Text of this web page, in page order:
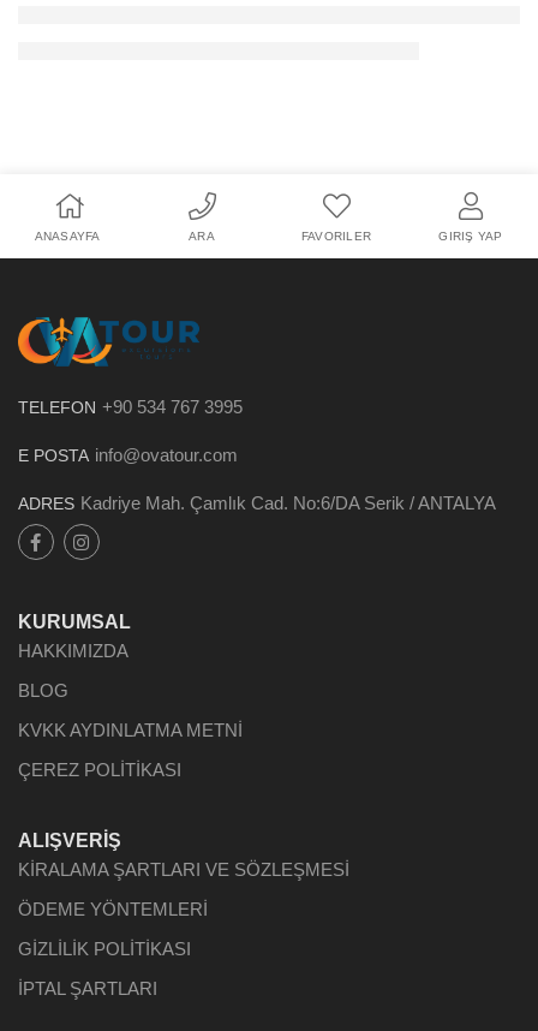
ANASAYFA ARA FAVORILER GIRIŞ YAP
TELEFON +90 534 767 3995
E POSTA info@ovatour.com
ADRES Kadriye Mah. Çamlık Cad. No:6/DA Serik / ANTALYA
KURUMSAL
HAKKIMIZDA
BLOG
KVKK AYDINLATMA METNİ
ÇEREZ POLİTİKASI
ALIŞVERİŞ
KİRALAMA ŞARTLARI VE SÖZLEŞMESİ
ÖDEME YÖNTEMLERİ
GİZLİLİK POLİTİKASI
İPTAL ŞARTLARI